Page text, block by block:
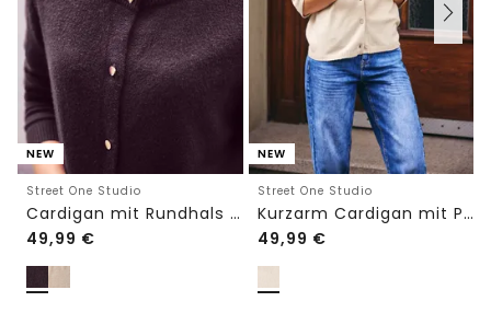
NEW
Street One Studio
Cardigan mit Rundhals und Knöpfen
49,99 €
NEW
Street One Studio
Kurzarm Cardigan mit Polokragen
49,99 €